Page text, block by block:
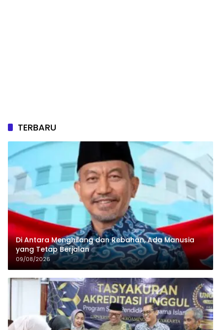
TERBARU
Di Antara Menghilang dan Rebahan, Ada Manusia
yang Tetap Berjalan
09/08/2026